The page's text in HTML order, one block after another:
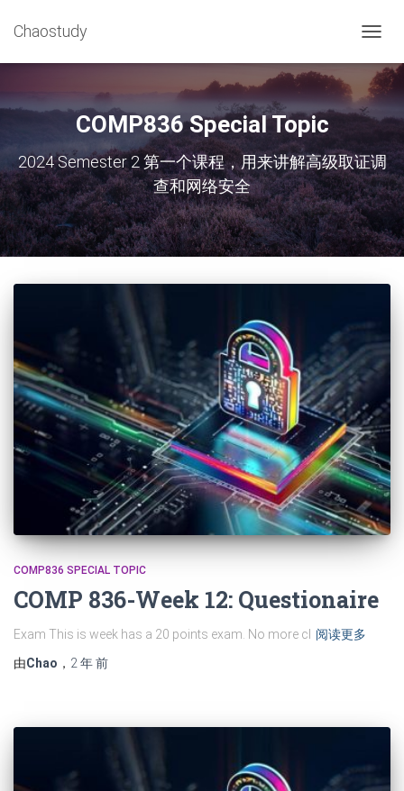
Chaostudy
换
导
航
COMP836 Special Topic
2024 Semester 2 第一个课程，用来讲解高级取证调
查和网络安全
COMP836 SPECIAL TOPIC
COMP 836-Week 12: Questionaire
Exam This is week has a 20 points exam. No more cl
阅读更多
由Chao ， 2 年前